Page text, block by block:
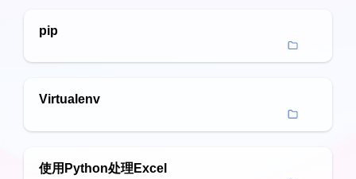
pip
Virtualenv
使用Python处理Excel